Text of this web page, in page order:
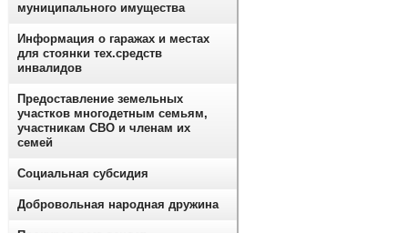
муниципального имущества
Информация о гаражах и местах
для стоянки тех.средств
инвалидов
Предоставление земельных
участков многодетным семьям,
участникам СВО и членам их
семей
Социальная субсидия
Добровольная народная дружина